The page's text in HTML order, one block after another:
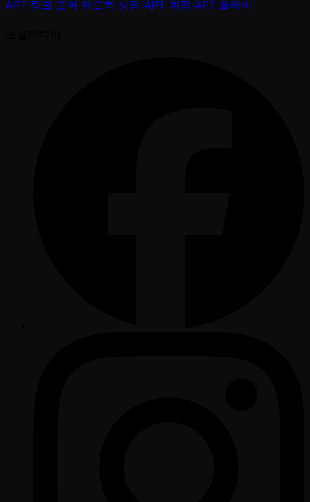
APT 링크 포커 핸드북 상점 APT 계정 APT 플레이